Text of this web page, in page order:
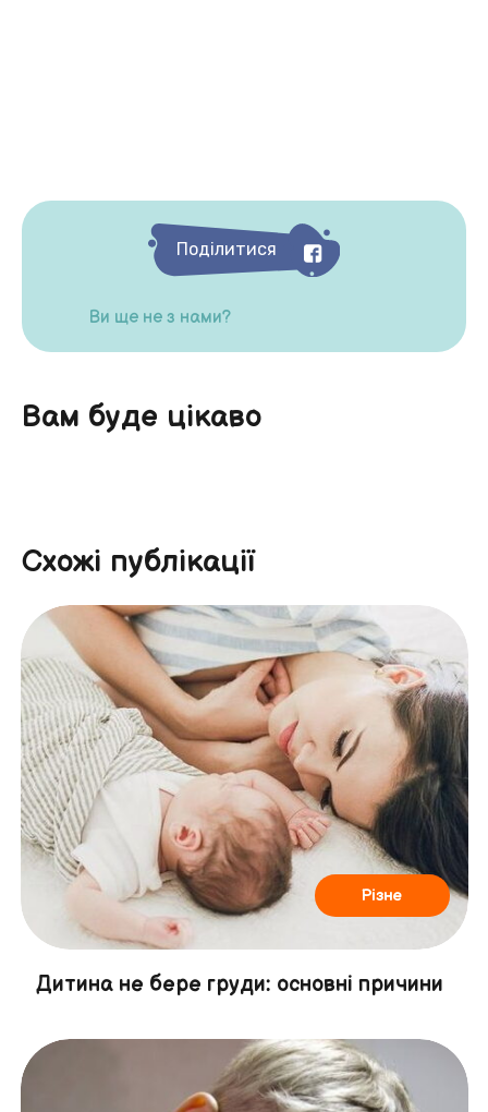
Поділитися
Ви ще не з нами?
Вам буде цікаво
Схожі публікації
Різне
Дитина не бере груди: основні причини